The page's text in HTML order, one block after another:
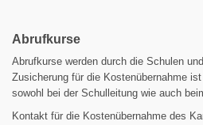
Abrufkurse
Abrufkurse werden durch die Schulen
Zusicherung für die Kostenübernahme
sowohl bei der Schulleitung wie auch
Kontakt für die Kostenübernahme des